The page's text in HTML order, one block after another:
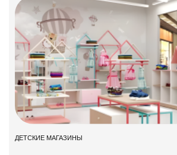
ДЕТСКИЕ МАГАЗИНЫ